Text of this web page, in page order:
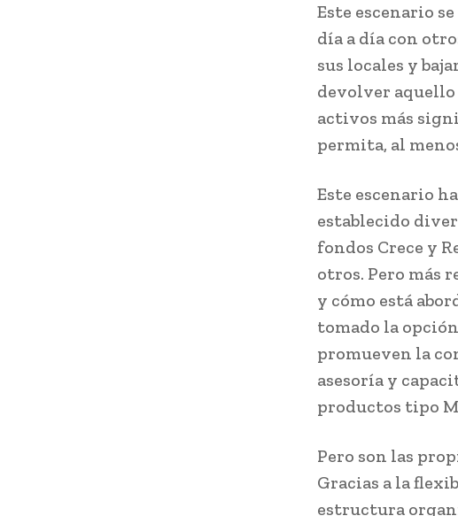
Este escenario
día a día con
sus locales y
devolver aquello
activos más
permita, al
Este escenario
establecido
fondos Crece y
otros. Pero más
y cómo está
tomado la
promueven la
asesoría y
productos tipo
Pero son las
Gracias a la
estructura